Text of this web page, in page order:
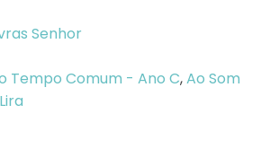
Senhor
Tempo Comum - Ano C,Ao Som